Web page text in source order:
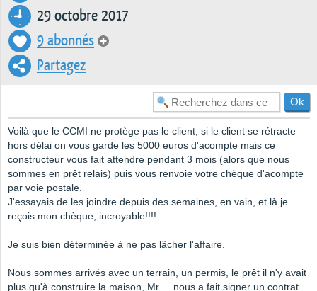
29 octobre 2017
9 abonnés
Partagez
Voilà que le CCMI ne protège pas le client, si le client se rétracte
hors délai on vous garde les 5000 euros d'acompte mais ce
constructeur vous fait attendre pendant 3 mois (alors que nous
sommes en prêt relais) puis vous renvoie votre chèque d'acompte
par voie postale.
J'essayais de les joindre depuis des semaines, en vain, et là je
reçois mon chèque, incroyable!!!!
Je suis bien déterminée à ne pas lâcher l'affaire.
Nous sommes arrivés avec un terrain, un permis, le prêt il n'y avait
plus qu'à construire la maison, Mr ... nous a fait signer un contrat